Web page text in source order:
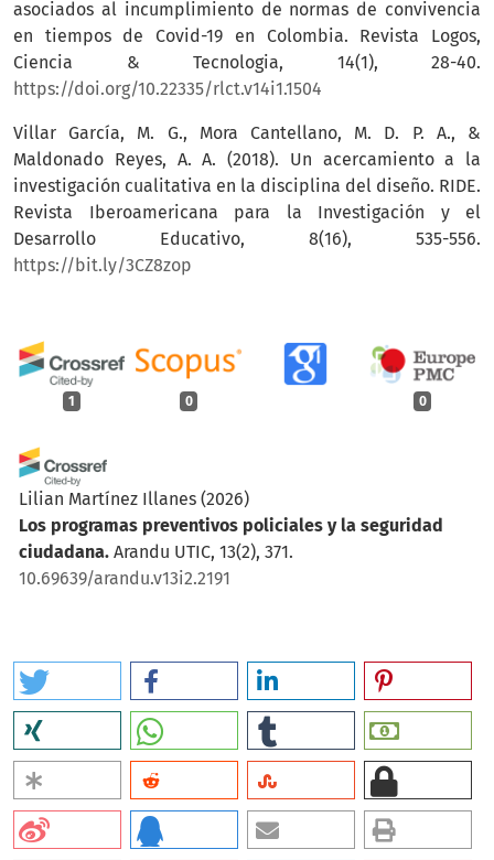
1 0 0
Lilian Martínez Illanes (2026)
Los programas preventivos policiales y la seguridad
ciudadana. Arandu UTIC, 13(2), 371.
10.69639/arandu.v13i2.2191
asociados al incumplimiento de normas de convivencia
en tiempos de Covid-19 en Colombia. Revista Logos,
Ciencia & Tecnologia, 14(1), 28-40.
https://doi.org/10.22335/rlct.v14i1.1504
Villar García, M. G., Mora Cantellano, M. D. P. A., &
Maldonado Reyes, A. A. (2018). Un acercamiento a la
investigación cualitativa en la disciplina del diseño. RIDE.
Revista Iberoamericana para la Investigación y el
Desarrollo Educativo, 8(16), 535-556.
https://bit.ly/3CZ8zop